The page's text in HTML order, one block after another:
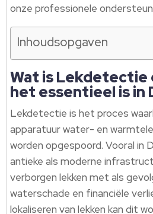
onze professionele
Inhoudsopgaven
Wat is Lekdetectie
het essentieel is in
Lekdetectie is het proces
apparatuur water- en
worden opgespoord. Vooral in
antieke als moderne
verborgen lekken met als
waterschade en financiële
lokaliseren van lekken kan dit